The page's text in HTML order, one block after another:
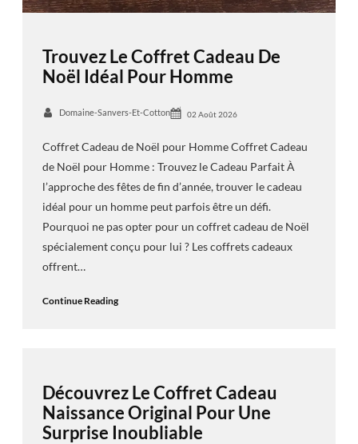
Trouvez Le Coffret Cadeau De
Noël Idéal Pour Homme
Domaine-Sanvers-Et-Cotton 02 Août 2026
Coffret Cadeau de Noël pour Homme Coffret Cadeau
de Noël pour Homme : Trouvez le Cadeau Parfait À
l’approche des fêtes de fin d’année, trouver le cadeau
idéal pour un homme peut parfois être un défi.
Pourquoi ne pas opter pour un coffret cadeau de Noël
spécialement conçu pour lui ? Les coffrets cadeaux
offrent…
Continue Reading
Découvrez Le Coffret Cadeau
Naissance Original Pour Une
Surprise Inoubliable